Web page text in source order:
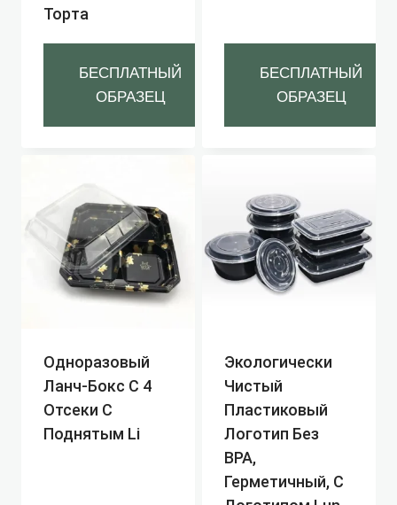
Торта
БЕСПЛАТНЫЙ
ОБРАЗЕЦ
БЕСПЛАТНЫЙ
ОБРАЗЕЦ
Одноразовый
Ланч-Бокс С 4
Отсеки С
Поднятым Li
Экологически
Чистый
Пластиковый
Логотип Без
BPA,
Герметичный, С